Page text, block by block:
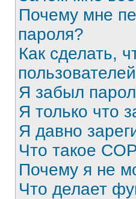
Почему мне
пароля?
Как сделать,
Я забыл
Я только что
Я давно
Что такое
Почему я не
Что делает